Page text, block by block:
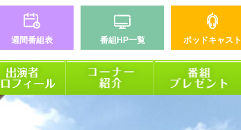
週間番組表 番組HP一覧 ポッドキャスト